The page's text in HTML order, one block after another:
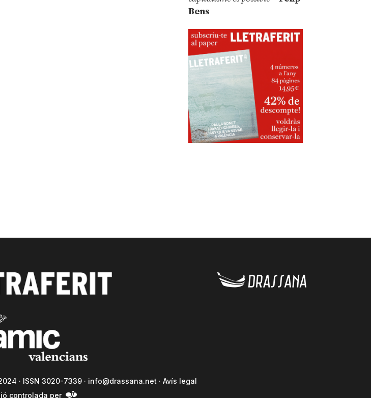
Bens
· ISSN 3020-7339 · info@drassana.net · Avís legal
controlada per